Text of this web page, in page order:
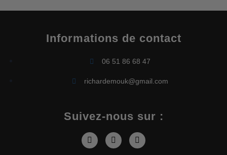
Informations de contact
06 51 86 68 47
richardemouk@gmail.com
Suivez-nous sur :